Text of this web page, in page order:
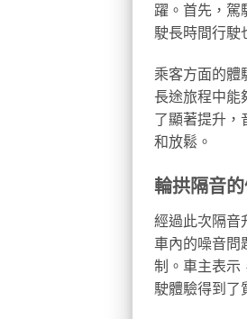
躍。首先，駕
駛長時間行駛
乘客方面的體
長途旅程中能
了顯著提升，
和放鬆。
輪拱隔音
經過此次隔音
車內的噪音問
制。車主表示
駛體驗得到了